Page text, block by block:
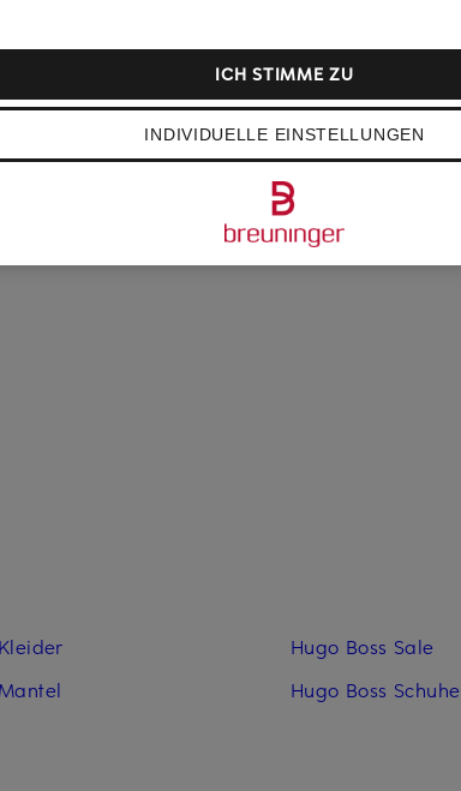
Hugo Boss Sale
Hugo Boss Schuhe
INDIVIDUELLE EINSTELLUNGEN
ICH STIMME ZU